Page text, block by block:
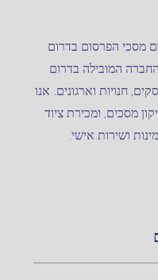
מסכי הפרסום בדרום
המובילה בדרום
חנויות וארגונים. אנו
מסכים, ומכירת ציוד
ושירות אישי.